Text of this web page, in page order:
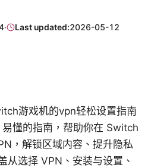
· Last updated:2026-05-12
游戏机的vpn轻松设置指南
易懂的指南，帮助你在 Switch
，解锁区域内容、提升隐私
从选择 VPN、安装与设置、